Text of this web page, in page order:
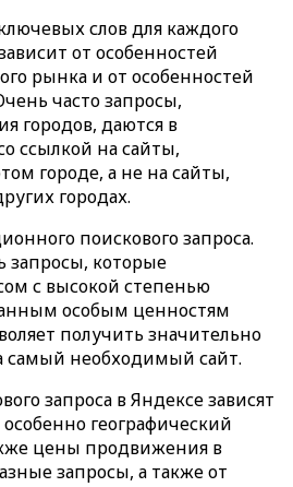
слов для каждого
от особенностей
рынка и от особенностей
часто запросы,
городов, даются в
ссылкой на сайты,
городе, а не на сайты,
городах.
поискового запроса.
запросы, которые
с высокой степенью
особым ценностям
получить значительно
самый необходимый сайт.
запроса в Яндексе зависят
географический
цены продвижения в
запросы, а также от